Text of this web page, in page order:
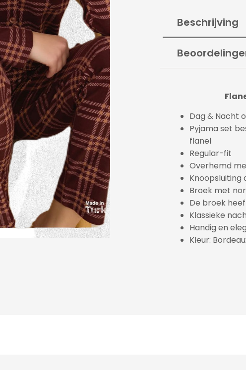
Beschrijving
Dag & Nacht
Pyjama set
flanel
Regular-fit
Overhemd
Knoopsluiting
Broek met
De broek
Klassieke
Handig en
Kleur: